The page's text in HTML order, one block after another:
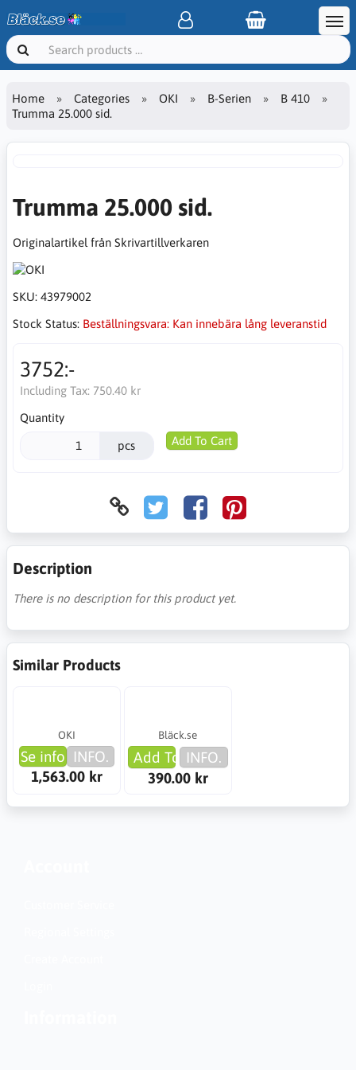
Home Categories OKI B-Serien
B 410
Trumma 25.000 sid.
Trumma 25.000 sid.
Originalartikel från Skrivartillverkaren
SKU: 43979002
Stock Status: Beställningsvara: Kan innebära lång leveranstid
3752:-
Including Tax: 750.40 kr
Quantity
pcs Add To Cart
Description
There is no description for this product yet.
Similar Products
OKI
Se info INFO.
1,563.00 kr
Bläck.se
Add To Cart
INFO.
390.00 kr